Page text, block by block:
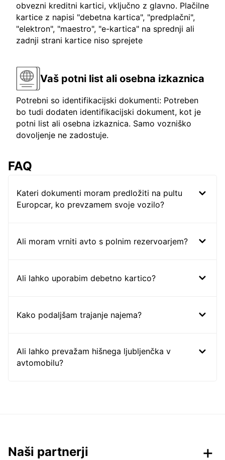
obvezni kreditni kartici, vključno z glavno. Plačilne
kartice z napisi "debetna kartica", "predplačni",
"elektron", "maestro", "e-kartica" na sprednji ali
zadnji strani kartice niso sprejete
Vaš potni list ali osebna izkaznica
Potrebni so identifikacijski dokumenti: Potreben
bo tudi dodaten identifikacijski dokument, kot je
potni list ali osebna izkaznica. Samo vozniško
dovoljenje ne zadostuje.
FAQ
Kateri dokumenti moram predložiti na pultu
Europcar, ko prevzamem svoje vozilo?
Ali moram vrniti avto s polnim rezervoarjem?
Ali lahko uporabim debetno kartico?
Kako podaljšam trajanje najema?
Ali lahko prevažam hišnega ljubljenčka v
avtomobilu?
Naši partnerji